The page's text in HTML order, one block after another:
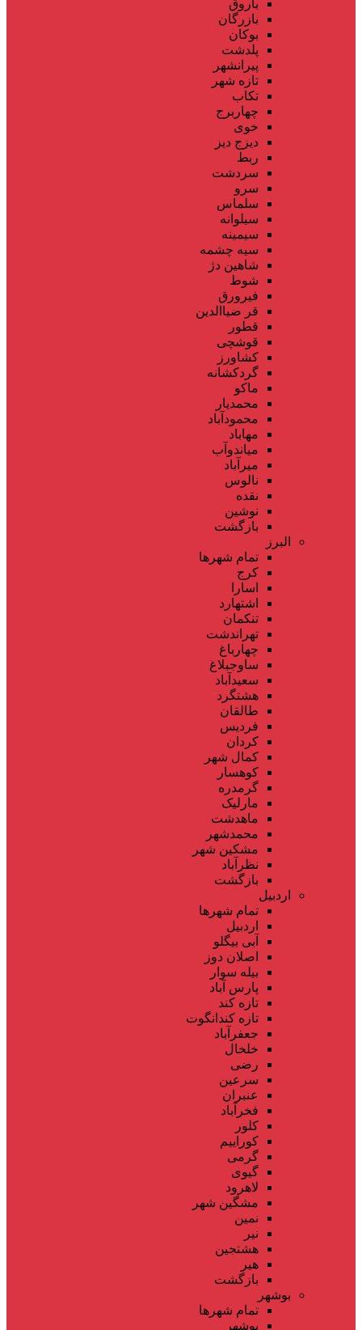
باروق
بازرگان
بوکان
پلدشت
پیرانشهر
تازه شهر
تکاب
چهاربرج
خوی
دیزج دیز
ربط
سردشت
سرو
سلماس
سیلوانه
سیمینه
سیه چشمه
شاهین دژ
شوط
فیرورق
قر ضیاالدین
قطور
قوشچی
کشاورز
گردکشانه
ماکو
محمدیار
محمودآباد
مهاباد
میاندوآب
میرآباد
نالوس
نقده
نوشین
بازگشت
البرز
تمام شهر‌ها
کرج
اسارا
اشتهارد
تنکمان
تهراندشت
چهارباغ
ساوجبلاغ
سعیدآباد
هشتگرد
طالقان
فردیس
کردان
کمال شهر
کوهسار
گرمدره
مارلیک
ماهدشت
محمدشهر
مشکین شهر
نظرآباد
بازگشت
اردبیل
تمام شهر‌ها
اردبیل
آبی بیگلو
اصلان دوز
بیله سوار
پارس آباد
تازه کند
تازه کندانگوت
جعفرآباد
خلخال
رضی
سرعین
عنبران
فخرآباد
کلور
کوراییم
گرمی
گیوی
لاهرود
مشگین شهر
نمین
نیر
هشتجین
هیر
بازگشت
بوشهر
تمام شهر‌ها
بوشهر